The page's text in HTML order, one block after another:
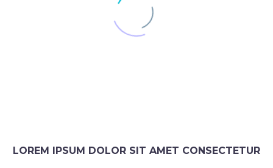
LOREM IPSUM DOLOR SIT AMET CONSECTETUR